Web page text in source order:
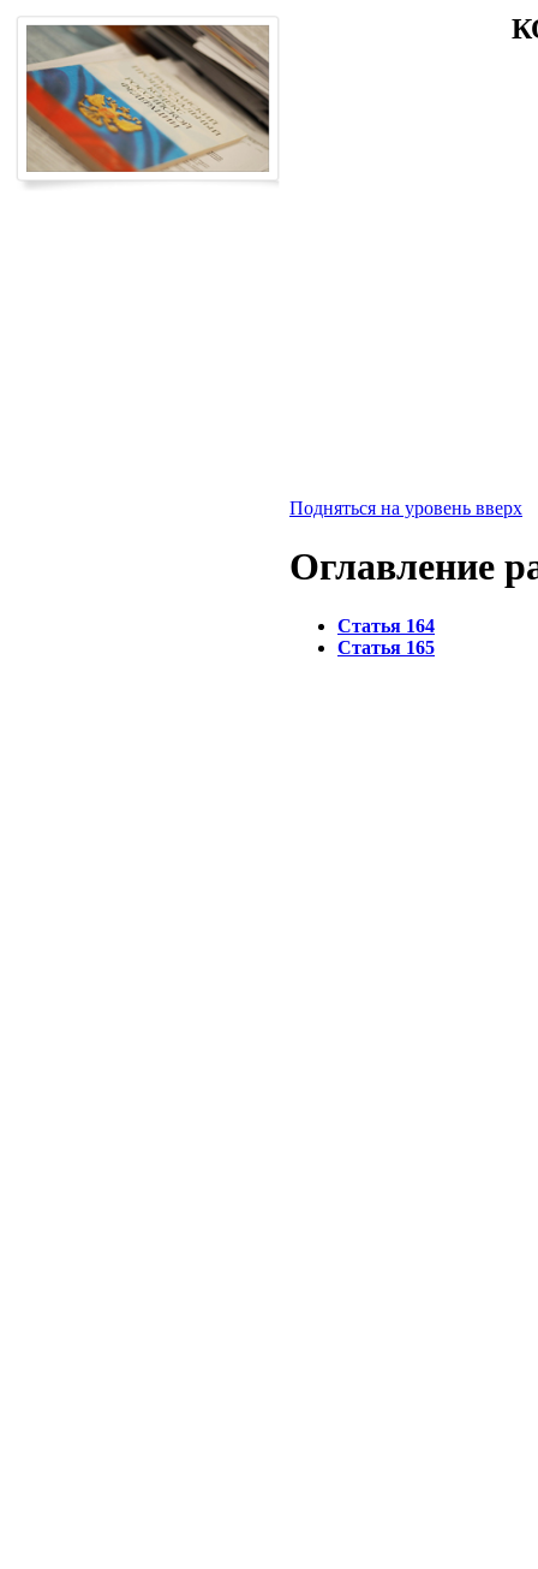
Подняться на уровень вверх
Оглавление
Статья 164
Статья 165